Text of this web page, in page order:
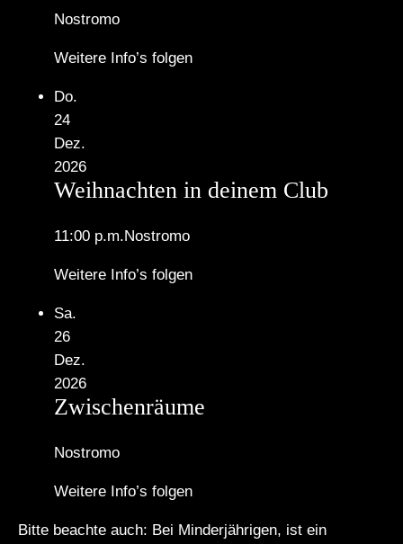
Nostromo
Weitere Info’s folgen
Do.
24
Dez.
2026
Weihnachten in deinem Club
11:00 p.m.Nostromo
Weitere Info’s folgen
Sa.
26
Dez.
2026
Zwischenräume
Nostromo
Weitere Info’s folgen
Bitte beachte auch: Bei Minderjährigen, ist ein